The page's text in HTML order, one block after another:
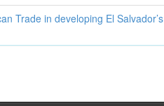
Trade in developing El Salvador’s